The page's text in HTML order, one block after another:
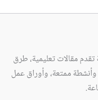
مقالات تعليمية، طرق
ممتعة، وأوراق عمل